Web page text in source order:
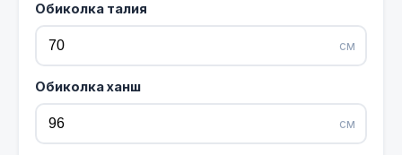
Обиколка талия
см
Обиколка ханш
см